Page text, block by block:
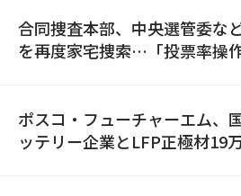
合同捜査本部、中央選管委な
を再度家宅捜索…「投票率操
ポスコ・フューチャーエム、
ッテリー企業とLFP正極材19